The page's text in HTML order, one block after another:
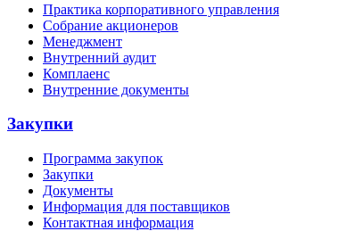
Практика корпоративного управления
Собрание акционеров
Менеджмент
Внутренний аудит
Комплаенс
Внутренние документы
Закупки
Программа закупок
Закупки
Документы
Информация для поставщиков
Контактная информация